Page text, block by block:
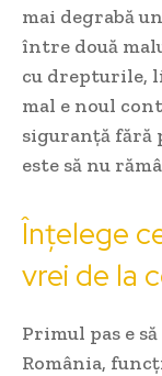
mai degrabă
între două
cu drepturile,
mal e noul
siguranță fără
este să nu
Înțelege
vrei de la
Primul pas e
România,